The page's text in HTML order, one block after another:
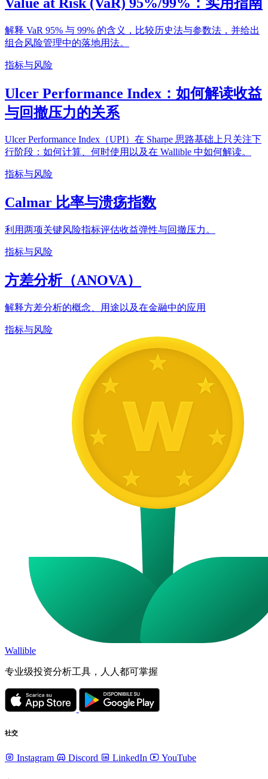
解释 VaR 95% 与 99% 的含义，比较历史法与参数法，并给出
组合风险管理中的落地用法。
指标与风险
Ulcer Performance Index：如何解读收益
与回撤压力的关系
Ulcer Performance Index（UPI）在 Sharpe 思路基础上只关注下
行阶段：如何计算、何时使用以及在 Wallible 中如何解读。
指标与风险
Calmar 比率与溃疡指数
利用两项关键风险指标评估收益弹性与回撤压力。
指标与风险
方差分析（ANOVA）
解释方差分析的概念、用途以及在金融中的应用
指标与风险
Wallible
专业级投资分析工具，人人都可掌握
社交
Instagram Discord LinkedIn YouTube